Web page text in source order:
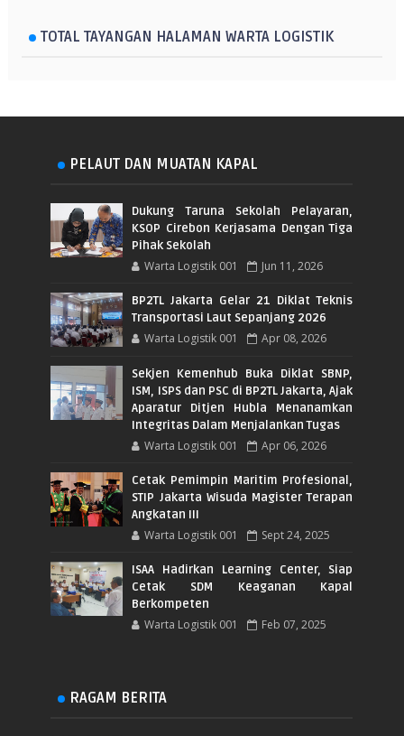
TOTAL TAYANGAN HALAMAN WARTA LOGISTIK
PELAUT DAN MUATAN KAPAL
Dukung Taruna Sekolah Pelayaran,
KSOP Cirebon Kerjasama Dengan Tiga
Pihak Sekolah
Warta Logistik 001 Jun 11, 2026
BP2TL Jakarta Gelar 21 Diklat Teknis
Transportasi Laut Sepanjang 2026
Warta Logistik 001 Apr 08, 2026
Sekjen Kemenhub Buka Diklat SBNP,
ISM, ISPS dan PSC di BP2TL Jakarta, Ajak
Aparatur Ditjen Hubla Menanamkan
Integritas Dalam Menjalankan Tugas
Warta Logistik 001 Apr 06, 2026
Cetak Pemimpin Maritim Profesional,
STIP Jakarta Wisuda Magister Terapan
Angkatan III
Warta Logistik 001 Sept 24, 2025
ISAA Hadirkan Learning Center, Siap
Cetak SDM Keaganan Kapal
Berkompeten
Warta Logistik 001 Feb 07, 2025
RAGAM BERITA